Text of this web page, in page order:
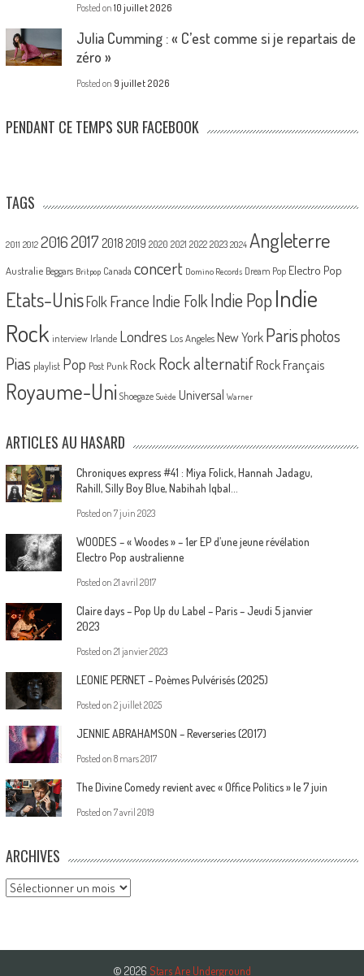
Posted on 10 juillet 2026
Julia Cumming : « C’est comme si je repartais de
zéro »
Posted on 9 juillet 2026
PENDANT CE TEMPS SUR FACEBOOK
TAGS
2011 2012 20162017 2018 2019 2020 2021 2022 2023 2024 Angleterre
Australie Beggars Britpop Canada concert Domino Records Dream Pop Electro Pop
Etats-UnisFolk France Indie Folk Indie PopIndie
Rock interview Irlande Londres Los Angeles New York Parisphotos
Pias playlist Pop Post Punk Rock Rock alternatif Rock Français
Royaume-Uni Shoegaze Suède Universal Warner
ARTICLES AU HASARD
Chroniques express #41 : Miya Folick, Hannah Jadagu,
Rahill, Silly Boy Blue, Nabihah Iqbal…
Posted on 7 juin 2023
WOODES – « Woodes » – 1er EP d’une jeune révélation
Electro Pop australienne
Posted on 21 avril 2017
Claire days – Pop Up du Label – Paris – Jeudi 5 janvier
2023
Posted on 21 janvier 2023
LEONIE PERNET – Poèmes Pulvérisés (2025)
Posted on 2 juillet 2025
JENNIE ABRAHAMSON – Reverseries (2017)
Posted on 8 mars 2017
The Divine Comedy revient avec « Office Politics » le 7 juin
Posted on 7 avril 2019
ARCHIVES
Archives
© 2026 Stars Are Underground